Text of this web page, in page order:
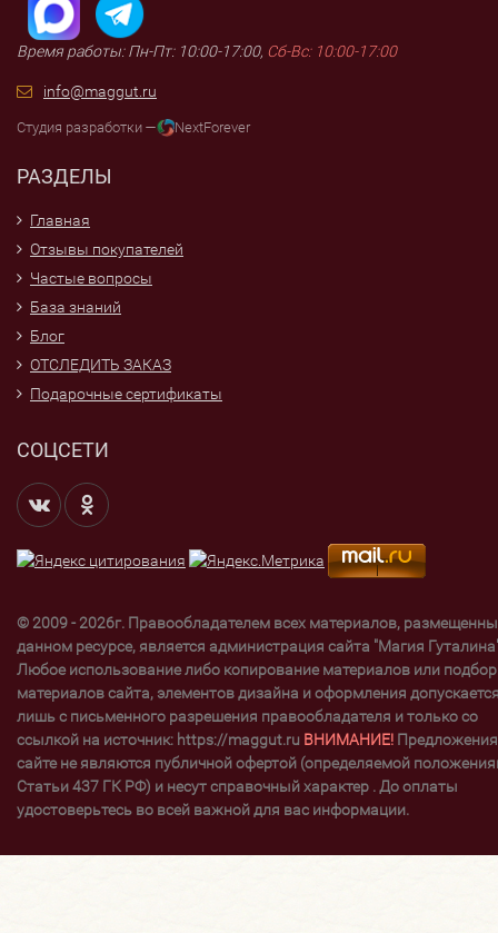
Время работы: Пн-Пт: 10:00-17:00, Сб-Вс: 10:00-17:00
info@maggut.ru
Студия разработки — NextForever
РАЗДЕЛЫ
Главная
Отзывы покупателей
Частые вопросы
База знаний
Блог
ОТСЛЕДИТЬ ЗАКАЗ
Подарочные сертификаты
СОЦСЕТИ
© 2009 - 2026г. Правообладателем всех материалов,
данном ресурсе, является администрация сайта "Магия
Любое использование либо копирование материалов или
материалов сайта, элементов дизайна и оформления
лишь с письменного разрешения правообладателя и только со
ссылкой на источник: https://maggut.ru ВНИМАНИЕ!
сайте не являются публичной офертой (определяемой
Статьи 437 ГК РФ) и несут справочный характер . До оплаты
удостоверьтесь во всей важной для вас информации.